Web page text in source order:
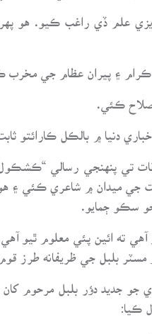
علم ڏي راغب ڪيو. هو
۽ پيران عظام جي مخرب
ڪئي.
دنيا ۾ بالڪل ڪارائتو ثابت
تي پنهنجي رسالي
جي ميدان ۾ شاعري ڪئي ۽
سڪو ڄمايو.
ته ائين پئي معلوم ٿيو
بلبل جي ظريفانه طرز
جو جديد دؤر بلبل مرحوم
ڪيا: